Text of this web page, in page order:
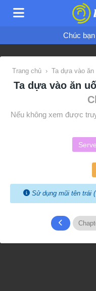
Chúc
Trang chủ › Ta dựa vào
Ta dựa vào ăn
Nếu không xem được
Sử dụng mũi tên trái